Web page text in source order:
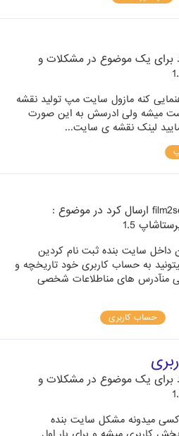
برای یک موضوع در مشکلات و
کنه مازول سایت مپ تولید نقشه
میشه ولی ادرسش به این صورت
لینک نقشه ی سایت...
ارسال کرد در موضوع :
1.5
داخل سایت بنده ثبت نام کردین
به حساب کاربری خود تاریخچه و
منآدرس های مناطلاعات شخصی
حساب کاربری
برای یک موضوع در مشکلات و
میدونه مشکل سایت بنده